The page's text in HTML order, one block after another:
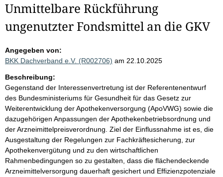
Unmittelbare Rückführung
ungenutzter Fondsmittel an die GKV
Angegeben von:
BKK Dachverband e.V. (R002706) am 22.10.2025
Beschreibung:
Gegenstand der Interessenvertretung ist der Referentenentwurf
des Bundesministeriums für Gesundheit für das Gesetz zur
Weiterentwicklung der Apothekenversorgung (ApoVWG) sowie die
dazugehörigen Anpassungen der Apothekenbetriebsordnung und
der Arzneimittelpreisverordnung. Ziel der Einflussnahme ist es, die
Ausgestaltung der Regelungen zur Fachkräftesicherung, zur
Apothekenvergütung und zu den wirtschaftlichen
Rahmenbedingungen so zu gestalten, dass die flächendeckende
Arzneimittelversorgung dauerhaft gesichert und Effizienzpotenziale